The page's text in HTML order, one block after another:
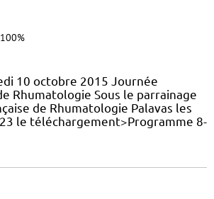
100%
10 octobre 2015 Journée
Rhumatologie Sous le parrainage
de Rhumatologie Palavas les
le téléchargement>Programme 8-